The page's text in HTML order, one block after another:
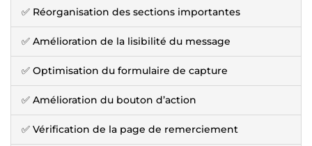
✅ Réorganisation des sections importantes
✅ Amélioration de la lisibilité du message
✅ Optimisation du formulaire de capture
✅ Amélioration du bouton d’action
✅ Vérification de la page de remerciement